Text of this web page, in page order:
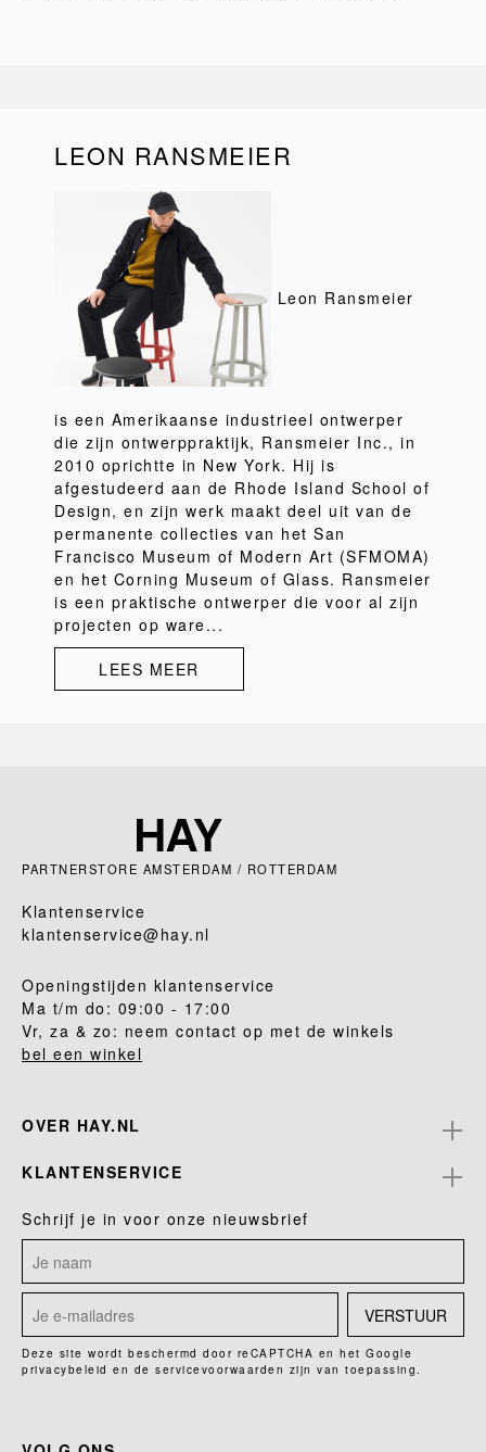
LEON RANSMEIER
Leon Ransmeier
is een Amerikaanse industrieel ontwerper
die zijn ontwerppraktijk, Ransmeier Inc., in
2010 oprichtte in New York. Hij is
afgestudeerd aan de Rhode Island School of
Design, en zijn werk maakt deel uit van de
permanente collecties van het San
Francisco Museum of Modern Art (SFMOMA)
en het Corning Museum of Glass. Ransmeier
is een praktische ontwerper die voor al zijn
projecten op ware...
LEES MEER
PARTNERSTORE AMSTERDAM / ROTTERDAM
Klantenservice
klantenservice@hay.nl
Openingstijden klantenservice
Ma t/m do: 09:00 - 17:00
Vr, za & zo: neem contact op met de winkels
bel een winkel
OVER HAY.NL
KLANTENSERVICE
Schrijf je in voor onze nieuwsbrief
VERSTUUR
Deze site wordt beschermd door reCAPTCHA en het Google
privacybeleid en de servicevoorwaarden zijn van toepassing.